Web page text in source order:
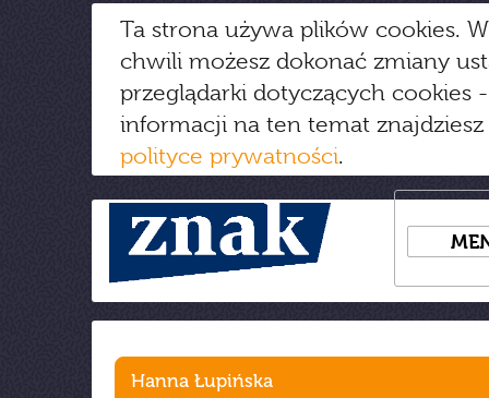
Ta strona używa plików cookies.
chwili możesz dokonać zmiany
przeglądarki dotyczących cookies
informacji na ten temat
polityce prywatności.
Hanna Łupińska